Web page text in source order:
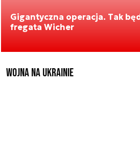
Gigantyczna operacja. Tak
fregata Wicher
Wojna na Ukrainie